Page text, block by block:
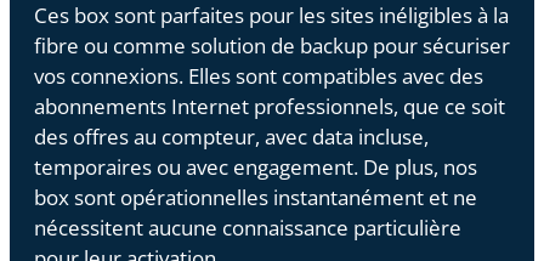
Ces box sont parfaites pour les sites inéligibles à la
fibre ou comme solution de backup pour sécuriser
vos connexions. Elles sont compatibles avec des
abonnements Internet professionnels, que ce soit
des offres au compteur, avec data incluse,
temporaires ou avec engagement. De plus, nos
box sont opérationnelles instantanément et ne
nécessitent aucune connaissance particulière